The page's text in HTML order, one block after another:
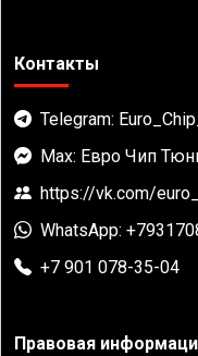
Контакты
Telegram:
Max: Евро Чип
https://vk.com/
WhatsApp:
+7 901 078-35-04
Правовая